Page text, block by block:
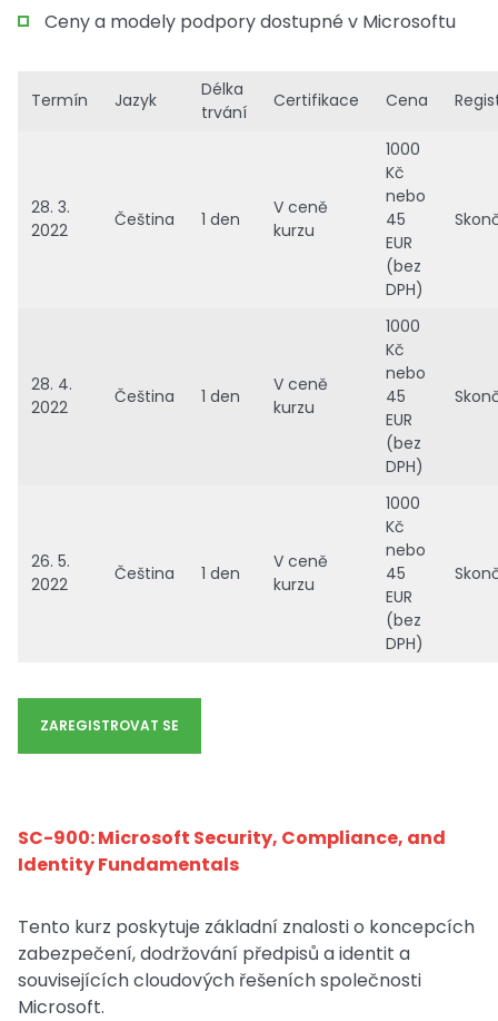
Ceny a modely podpory dostupné v Microsoftu
Termín Jazyk
Délka
trvání
Certifikace Cena
28. 3.
2022
Čeština 1 den
V ceně
kurzu
1000
Kč
nebo
45
EUR
(bez
DPH)
28. 4.
2022
Čeština 1 den
V ceně
kurzu
1000
Kč
nebo
45
EUR
(bez
DPH)
26. 5.
2022
Čeština 1 den
V ceně
kurzu
1000
Kč
nebo
45
EUR
(bez
DPH)
ZAREGISTROVAT SE
SC-900: Microsoft Security, Compliance, and
Identity Fundamentals
Tento kurz poskytuje základní znalosti o koncepcích
zabezpečení, dodržování předpisů a identit a
souvisejících cloudových řešeních společnosti
Microsoft.